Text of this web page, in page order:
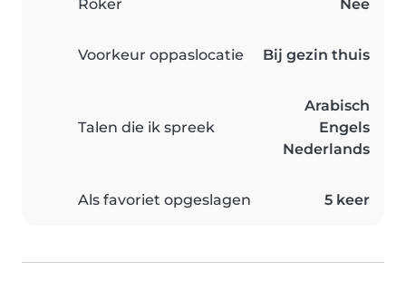
Roker Nee
Voorkeur oppaslocatie Bij gezin thuis
Talen die ik spreek
Arabisch
Engels
Nederlands
Als favoriet opgeslagen 5 keer